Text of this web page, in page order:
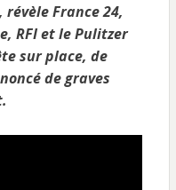
France 24,
RFI et le Pulitzer
sur place, de
de graves